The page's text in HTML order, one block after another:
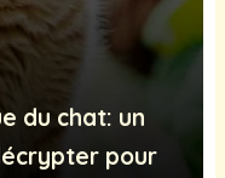
du chat: un
pour